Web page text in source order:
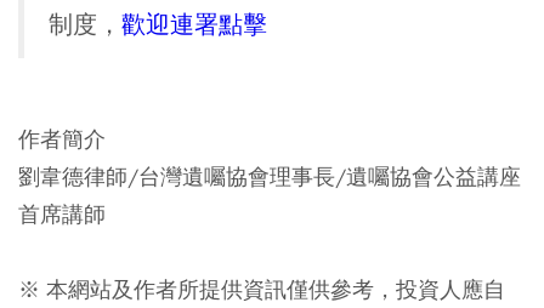
制度， 歡迎連署點擊
作者簡介
劉韋德律師/台灣遺囑協會理事長/遺囑協會公益講座
首席講師
※ 本網站及作者所提供資訊僅供參考，投資人應自